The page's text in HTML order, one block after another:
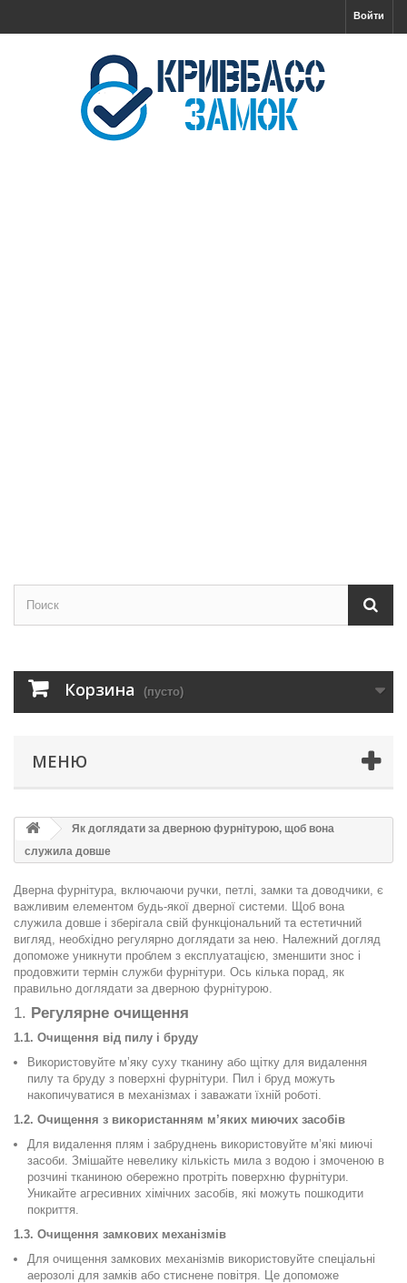
Войти
Корзина (пусто)
МЕНЮ
Як доглядати за дверною фурнітурою, щоб вона
служила довше
Дверна фурнітура, включаючи ручки, петлі, замки та доводчики, є
важливим елементом будь-якої дверної системи. Щоб вона
служила довше і зберігала свій функціональний та естетичний
вигляд, необхідно регулярно доглядати за нею. Належний догляд
допоможе уникнути проблем з експлуатацією, зменшити знос і
продовжити термін служби фурнітури. Ось кілька порад, як
правильно доглядати за дверною фурнітурою.
1. Регулярне очищення
1.1. Очищення від пилу і бруду
Використовуйте м’яку суху тканину або щітку для видалення
пилу та бруду з поверхні фурнітури. Пил і бруд можуть
накопичуватися в механізмах і заважати їхній роботі.
1.2. Очищення з використанням м’яких миючих засобів
Для видалення плям і забруднень використовуйте м’які миючі
засоби. Змішайте невелику кількість мила з водою і змоченою в
розчині тканиною обережно протріть поверхню фурнітури.
Уникайте агресивних хімічних засобів, які можуть пошкодити
покриття.
1.3. Очищення замкових механізмів
Для очищення замкових механізмів використовуйте спеціальні
аерозолі для замків або стиснене повітря. Це допоможе